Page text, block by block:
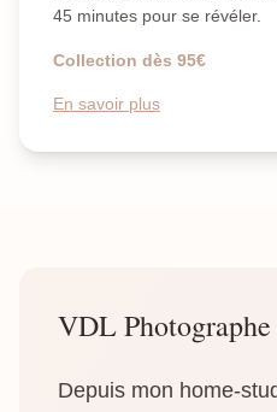
45 minutes pour se révéler.
Collection dès 95€
En savoir plus
VDL Photographe
Depuis mon home-